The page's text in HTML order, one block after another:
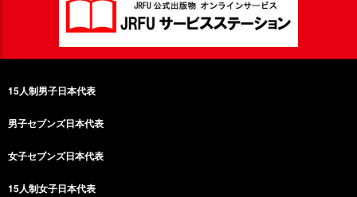
15人制男子日本代表
男子セブンズ日本代表
女子セブンズ日本代表
15人制女子日本代表